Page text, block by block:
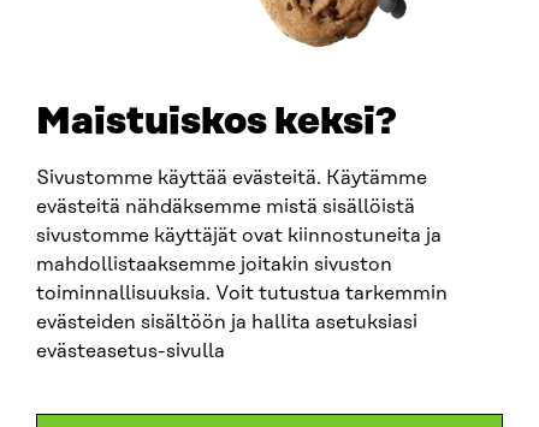
Maistuiskos keksi?
Sivustomme käyttää evästeitä. Käytämme
evästeitä nähdäksemme mistä sisällöistä
sivustomme käyttäjät ovat kiinnostuneita ja
mahdollistaaksemme joitakin sivuston
toiminnallisuuksia. Voit tutustua tarkemmin
evästeiden sisältöön ja hallita asetuksiasi
evästeasetus-sivulla
SITRA SOSIAALISESSA MEDIASSA
LinkedIn
Instagram
YouTube